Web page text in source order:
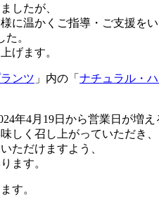
したが、
に温かくご指導・ご支援を
。
げます。
ンツ 」内の「 ナチュラル・
年4月19日から営業日が増え
しく召し上がっていただき、
ただけますよう、
ます。
す。